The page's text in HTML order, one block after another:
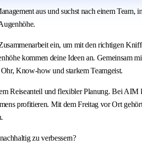
aus und suchst nach einem
ein, um mit den richtigen
kommen deine Ideen an. Gemeinsam
Know-how und starkem Teamgeist.
Reiseanteil und flexibler Planung. Bei
profitieren. Mit dem Freitag vor Ort
zu verbessern?